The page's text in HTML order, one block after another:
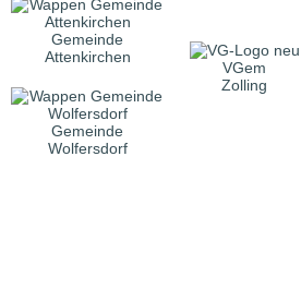
Gemeinde
Attenkirchen
VGem
Zolling
Gemeinde
Wolfersdorf